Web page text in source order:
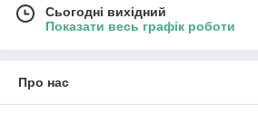
Сьогодні вихідний
Показати весь графік роботи
Про нас